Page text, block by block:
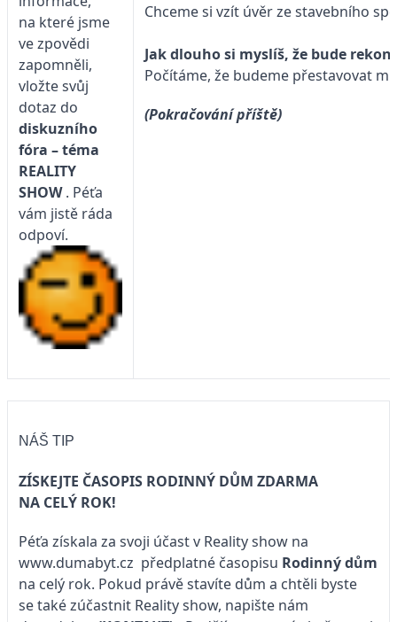
na které jsme
ve zpovědi
zapomněli,
vložte svůj
dotaz do
diskuzního
fóra – téma
REALITY
SHOW. Péťa
vám jistě ráda
odpoví.
Chceme si vzít úvěr ze stavebního
Jak dlouho si myslíš, že bude
Počítáme, že budeme přestavovat
(Pokračování příště)
NÁŠ TIP
ZÍSKEJTE ČASOPIS RODINNÝ DŮM ZDARMA
NA CELÝ ROK!
Péťa získala za svoji účast v Reality show na
www.dumabyt.cz předplatné časopisu Rodinný dům
na celý rok. Pokud právě stavíte dům a chtěli byste
se také zúčastnit Reality show, napište nám